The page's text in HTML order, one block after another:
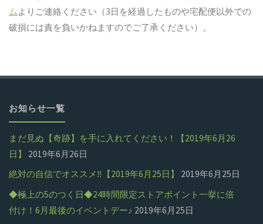
ムよりご連絡ください（3日を経過したものや宅配便以外での
破損には責を負いかねますのでご了承ください）。
お知らせ一覧
まだ見ぬ【奇跡】を手に入れてください！【2019年6月26
日】
2019年6月26日
絶対の自信でオススメ‼【2019年6月25日】
2019年6月25日
◆極上の5のつく日◆24時間限定ストアポイント一挙に倍
付け！6月最後のイベントデー♪ 2019年6月25日